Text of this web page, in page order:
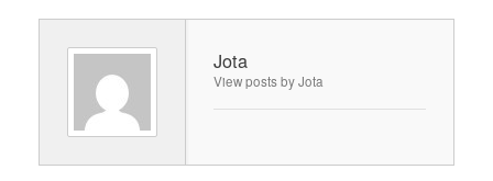
Jota
View posts by Jota